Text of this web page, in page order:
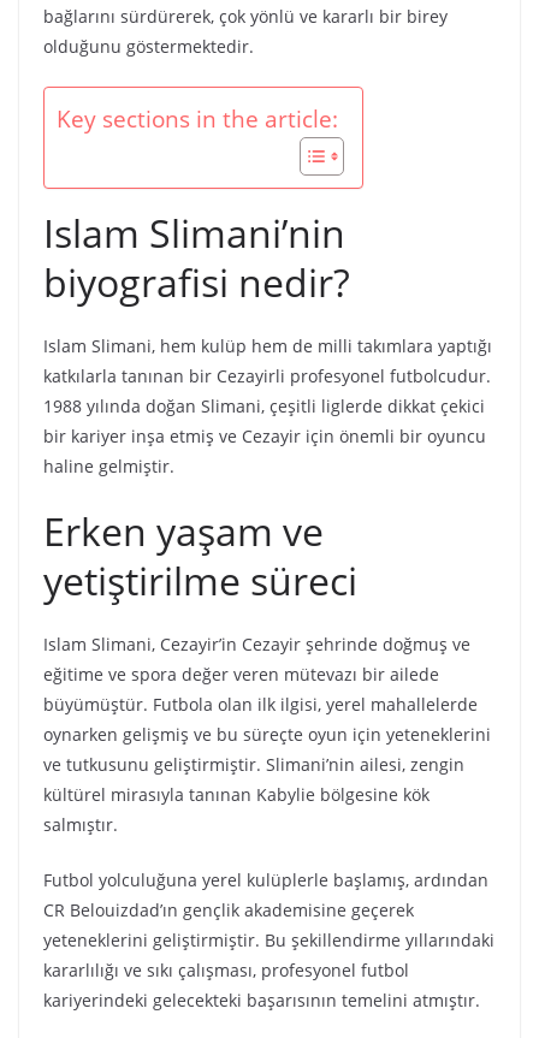
bağlarını sürdürerek, çok yönlü ve kararlı bir birey
olduğunu göstermektedir.
Key sections in the article:
Islam Slimani’nin
biyografisi nedir?
Islam Slimani, hem kulüp hem de milli takımlara yaptığı
katkılarla tanınan bir Cezayirli profesyonel futbolcudur.
1988 yılında doğan Slimani, çeşitli liglerde dikkat çekici
bir kariyer inşa etmiş ve Cezayir için önemli bir oyuncu
haline gelmiştir.
Erken yaşam ve
yetiştirilme süreci
Islam Slimani, Cezayir’in Cezayir şehrinde doğmuş ve
eğitime ve spora değer veren mütevazı bir ailede
büyümüştür. Futbola olan ilk ilgisi, yerel mahallelerde
oynarken gelişmiş ve bu süreçte oyun için yeteneklerini
ve tutkusunu geliştirmiştir. Slimani’nin ailesi, zengin
kültürel mirasıyla tanınan Kabylie bölgesine kök
salmıştır.
Futbol yolculuğuna yerel kulüplerle başlamış, ardından
CR Belouizdad’ın gençlik akademisine geçerek
yeteneklerini geliştirmiştir. Bu şekillendirme yıllarındaki
kararlılığı ve sıkı çalışması, profesyonel futbol
kariyerindeki gelecekteki başarısının temelini atmıştır.